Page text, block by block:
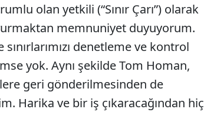
olan yetkili (“Sınır Çarı”) olarak
memnuniyet duyuyorum.
denetleme ve kontrol
yok. Aynı şekilde Tom Homan,
geri gönderilmesinden de
Harika ve bir iş çıkaracağından hiç